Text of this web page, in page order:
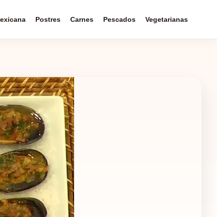
Postres Carnes Pescados Vegetarianas